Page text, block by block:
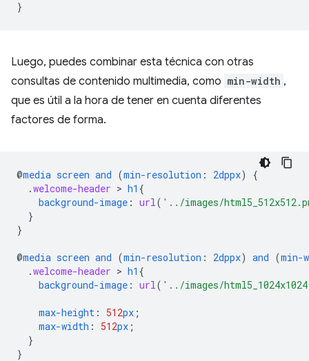
}
Luego, puedes combinar esta técnica con otras
consultas de contenido multimedia, como min-width ,
que es útil a la hora de tener en cuenta diferentes
factores de forma.
@media screen and (min-resolution : 2dppx)
{
.welcome-header > h1 {
background-image : url( '../images/
}
}
@media screen and (min-resolution : 2dppx) and (min-
.welcome-header > h1 {
background-image : url( '../images/
max-height : 512px ;
max-width : 512px ;
}
}